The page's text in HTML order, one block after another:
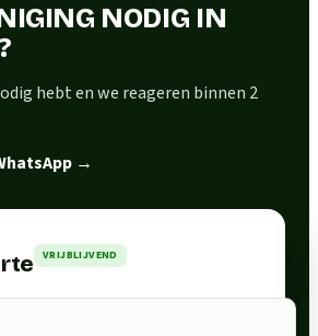
NODIG IN
hebt en we reageren binnen 2
→
VRIJBLIJVEND